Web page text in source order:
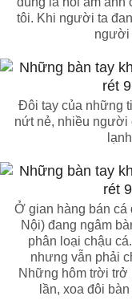
tôi. Khi người ta
người
Đôi tay của những
nứt nẻ, nhiều người
Ở gian hàng bán cá
Nội) đang ngâm
phân loại chậu
nhưng vẫn phải
Những hôm trời
lần, xoa đôi